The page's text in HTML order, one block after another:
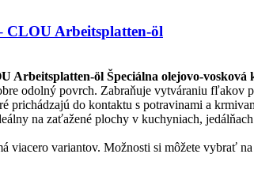
CLOU Arbeitsplatten-öl
Arbeitsplatten-öl Špeciálna olejovo-vosková
odolný povrch. Zabraňuje vytváraniu
prichádzajú do kontaktu s potravinami a
na zaťažené plochy v kuchyniach,
viacero variantov. Možnosti si môžete vybrať